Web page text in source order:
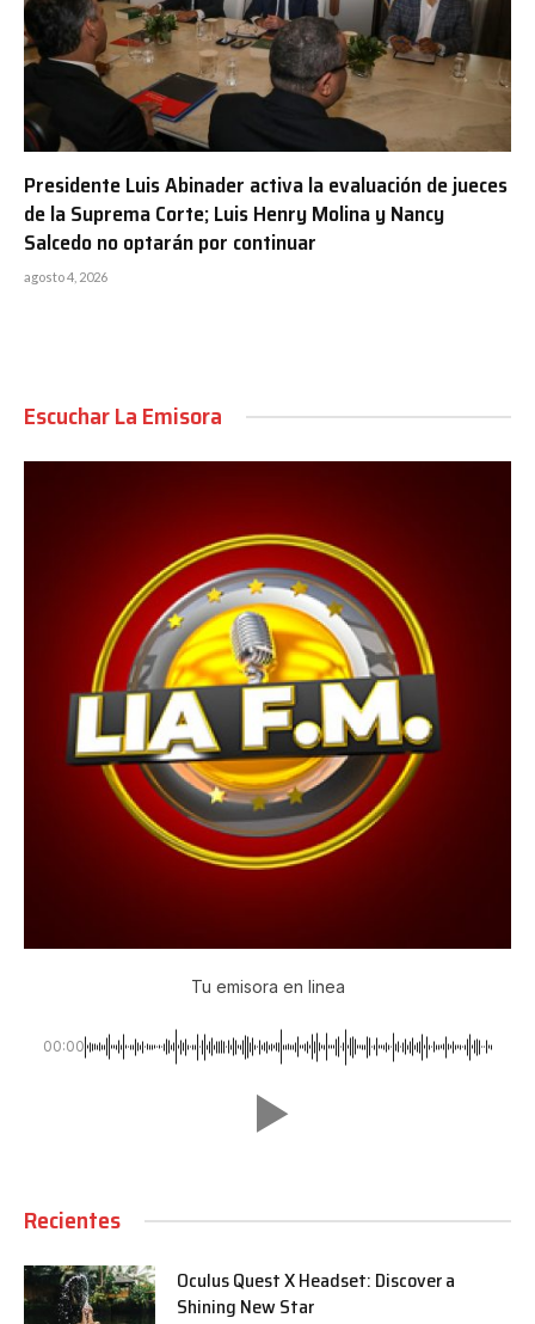
Presidente Luis Abinader activa la evaluación de jueces
de la Suprema Corte; Luis Henry Molina y Nancy
Salcedo no optarán por continuar
agosto 4, 2026
Escuchar La Emisora
Tu emisora en linea
00:00
Recientes
Oculus Quest X Headset: Discover a
Shining New Star